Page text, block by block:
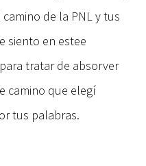
de la PNL y tus
siento en estee
tratar de absorver
camino que elegí
tus palabras.